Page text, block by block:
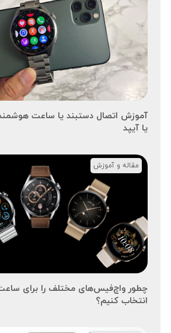
آموزش اتصال دستبند یا ساعت
یا آیپد
چطور واچ‌فیس‌های مختلف را برای
انتخاب کنیم؟
مقاله و آموزش